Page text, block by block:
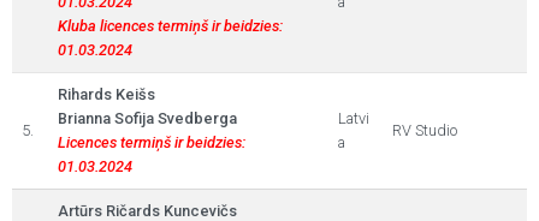
Kluba licences termiņš ir beidzies:
01.03.2024
5.
Rihards Keišs
Brianna Sofija Svedberga
Licences termiņš ir beidzies:
01.03.2024
Latvi
a
RV Studio
Artūrs Ričards Kuncevičs